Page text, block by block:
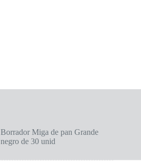
Borrador Miga de pan Grande
negro de 30 unid